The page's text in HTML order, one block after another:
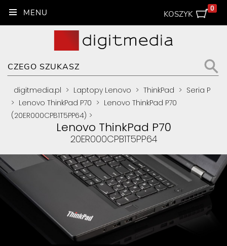
KOSZYK
0
digitmedia.pl > Laptopy Lenovo > ThinkPad > Seria P
> Lenovo ThinkPad P70 > Lenovo ThinkPad P70
(20ER000CPB1T5PP64) >
Lenovo ThinkPad P70
20ER000CPB1T5PP64